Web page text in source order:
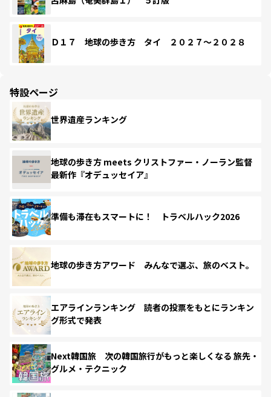
Ｄ１７ 地球の歩き方 タイ ２０２７～２０２８
特設ページ
世界遺産ランキング
地球の歩き方 meets クリストファー・ノーラン監督
最新作『オデュッセイア』
準備も滞在もスマートに！ トラベルハック2026
地球の歩き方アワード みんなで選ぶ、旅のベスト。
エアラインランキング 読者の投票をもとにランキン
グ形式で発表
Next韓国旅 次の韓国旅行がもっと楽しくなる 旅先・
グルメ・テクニック